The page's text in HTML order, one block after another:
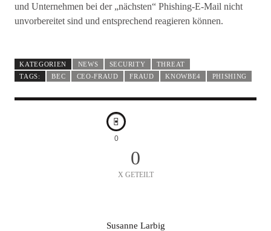
und Unternehmen bei der „nächsten“ Phishing-E-Mail nicht
unvorbereitet sind und entsprechend reagieren können.
KATEGORIEN NEWS SECURITY
THREAT
TAGS:
BEC CEO-FRAUD FRAUD KNOWBE4 PHISHING
0
0
X GETEILT
Susanne Larbig